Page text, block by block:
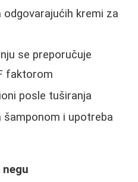
odgovarajućih kremi za
se preporučuje
faktorom
posle tuširanja
šamponom i upotreba